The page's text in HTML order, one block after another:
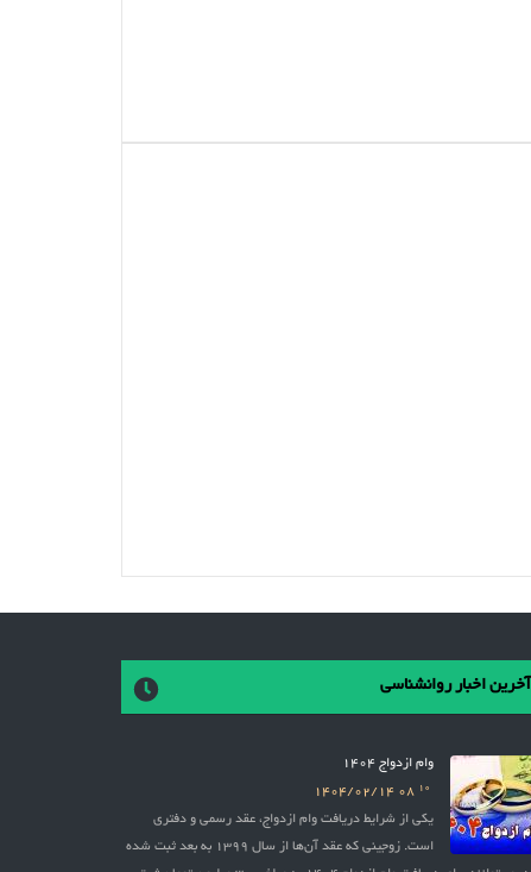
آخرین اخبار روانشناسی
وام ازدواج 1404
10
1404/02/14
یکی از شرایط دریافت وام ازدواج، عقد رسمی و دفتری
است. زوجینی که عقد آن‌ها از سال 1399 به بعد ثبت شده